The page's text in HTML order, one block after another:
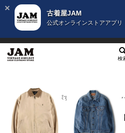
古着屋JAM
公式オンラインストアアプリ
検
カテゴリから探す アウター ジ
ジャケッ